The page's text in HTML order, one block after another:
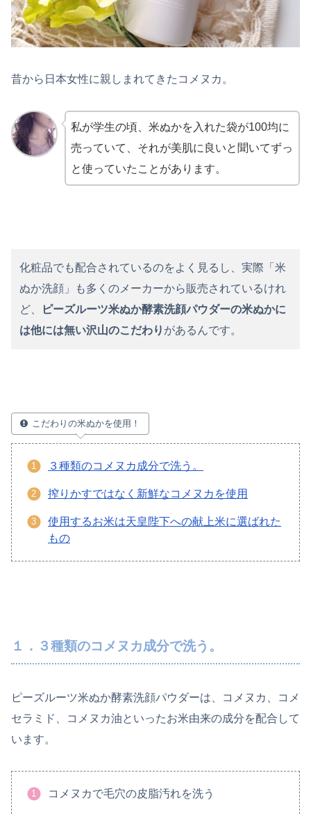
昔から日本女性に親しまれてきたコメヌカ。
私が学生の頃、米ぬかを入れた袋が100均に
売っていて、それが美肌に良いと聞いてずっ
と使っていたことがあります。
化粧品でも配合されているのをよく見るし、実際「米
ぬか洗顔」も多くのメーカーから販売されているけれ
ど、
ピーズルーツ米ぬか酵素洗顔パウダーの米ぬかに
は他には無い沢山のこだわり があるんです。
こだわりの米ぬかを使用！
３種類のコメヌカ成分で洗う。
搾りかすではなく新鮮なコメヌカを使用
使用するお米は天皇陛下への献上米に選ばれた
もの
１．３種類のコメヌカ成分で洗う。
ピーズルーツ米ぬか酵素洗顔パウダーは、コメヌカ、コメ
セラミド、コメヌカ油といったお米由来の成分を配合して
います。
コメヌカで毛穴の皮脂汚れを洗う